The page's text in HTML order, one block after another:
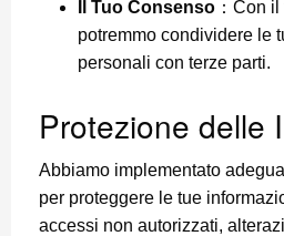
Il Tuo Consenso ：Con
potremmo condividere le
personali con terze parti.
Protezione delle
Abbiamo implementato
per proteggere le tue
accessi non autorizzati,